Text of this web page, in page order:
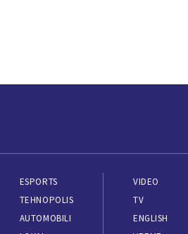
ESPORTS
TEHNOPOLIS
AUTOMOBILI
VIDEO
TV
ENGLISH